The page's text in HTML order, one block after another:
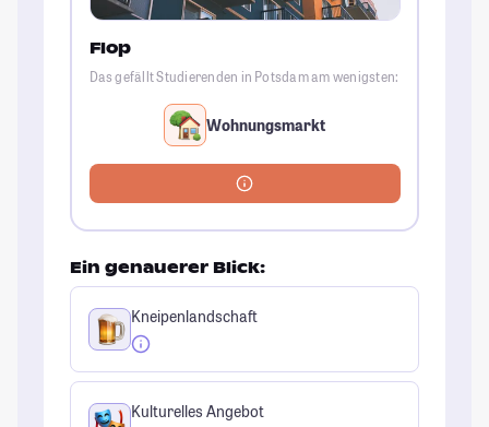
Flop
Das gefällt Studierenden in Potsdam am wenigsten:
Wohnungsmarkt
Ein genauerer Blick:
Kneipenlandschaft
Kulturelles Angebot